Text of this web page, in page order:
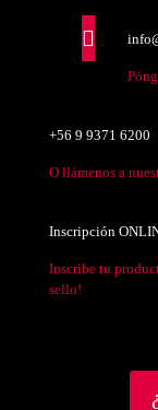
+56 9 9371 6200
O llámenos a
Inscripción
Inscribe tu
sello!